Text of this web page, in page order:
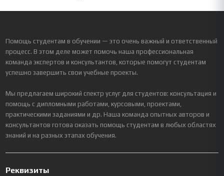
Помощь студентам в обучении — это очень важный и ответственный
процесс. В этом деле может помочь наша профессиональная
команда экспертов и консультантов, которые помогут студентам
успешно завершить свои учебные проекты.
Мы предлагаем широкий спектр услуг для студентов: консультация и
помощь с дипломными работами, курсовыми, проектами,
практическими заданиями и др. Наша команда опытных авторов и
консультантов готова оказать помощь студентам в любых областях
знаний и на разных этапах обучения.
Реквизиты